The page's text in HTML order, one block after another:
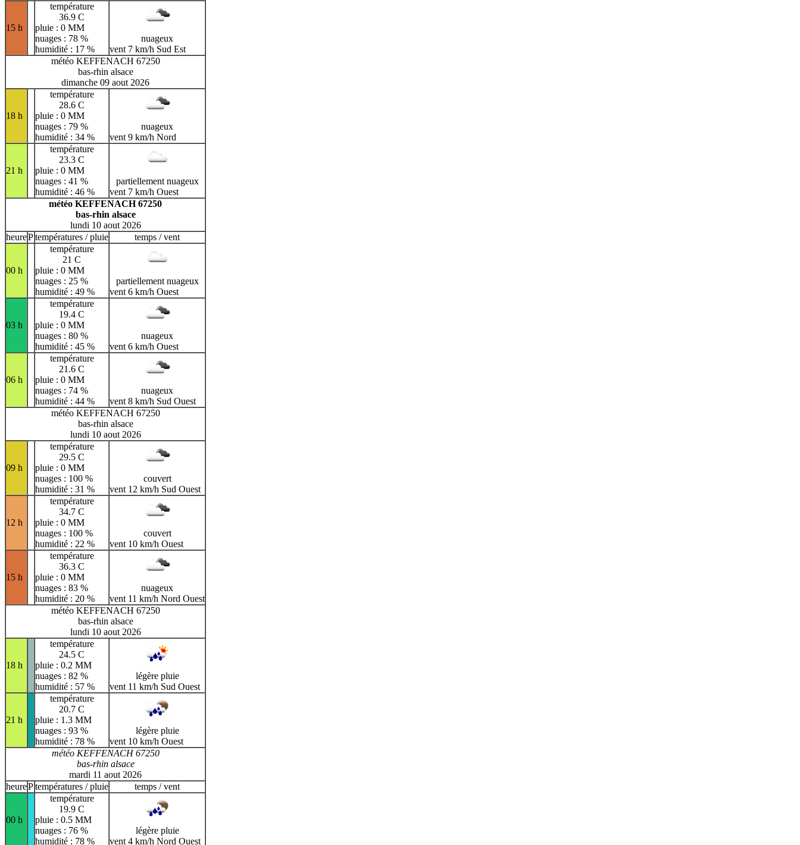
15 h
température
36.9 C
pluie : 0 MM
nuages : 78 %
humidité : 17 %
nuageux
vent 7 km/h Sud Est
météo KEFFENACH 67250
bas-rhin alsace
dimanche 09 aout 2026
18 h
température
28.6 C
pluie : 0 MM
nuages : 79 %
humidité : 34 %
nuageux
vent 9 km/h Nord
21 h
température
23.3 C
pluie : 0 MM
nuages : 41 %
humidité : 46 %
partiellement nuageux
vent 7 km/h Ouest
météo KEFFENACH 67250
bas-rhin alsace
lundi 10 aout 2026
heurePtempératures / pluie temps / vent
00 h
température
21 C
pluie : 0 MM
nuages : 25 %
humidité : 49 %
partiellement nuageux
vent 6 km/h Ouest
03 h
température
19.4 C
pluie : 0 MM
nuages : 80 %
humidité : 45 %
nuageux
vent 6 km/h Ouest
06 h
température
21.6 C
pluie : 0 MM
nuages : 74 %
humidité : 44 %
nuageux
vent 8 km/h Sud Ouest
météo KEFFENACH 67250
bas-rhin alsace
lundi 10 aout 2026
09 h
température
29.5 C
pluie : 0 MM
nuages : 100 %
humidité : 31 %
couvert
vent 12 km/h Sud Ouest
12 h
température
34.7 C
pluie : 0 MM
nuages : 100 %
humidité : 22 %
couvert
vent 10 km/h Ouest
15 h
température
36.3 C
pluie : 0 MM
nuages : 83 %
humidité : 20 %
nuageux
vent 11 km/h Nord Ouest
météo KEFFENACH 67250
bas-rhin alsace
lundi 10 aout 2026
18 h
température
24.5 C
pluie : 0.2 MM
nuages : 82 %
humidité : 57 %
légère pluie
vent 11 km/h Sud Ouest
21 h
température
20.7 C
pluie : 1.3 MM
nuages : 93 %
humidité : 78 %
légère pluie
vent 10 km/h Ouest
météo KEFFENACH 67250
bas-rhin alsace
mardi 11 aout 2026
heurePtempératures / pluie temps / vent
00 h
température
19.9 C
pluie : 0.5 MM
nuages : 76 %
humidité : 78 %
légère pluie
vent 4 km/h Nord Ouest